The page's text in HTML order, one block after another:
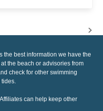
the best information we have the
the beach or advisories from
check for other swimming
tides.
can help keep other